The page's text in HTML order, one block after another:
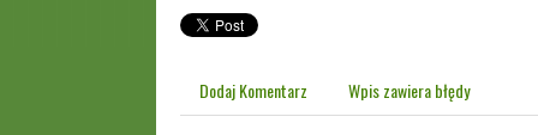
Dodaj Komentarz Wpis zawiera błędy